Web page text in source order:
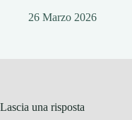
26 Marzo 2026
Lascia una risposta